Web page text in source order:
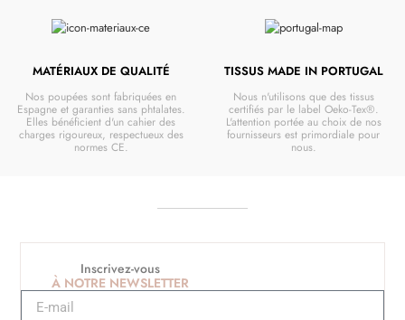
MATÉRIAUX DE QUALITÉ
Nos poupées sont fabriquées en
Espagne et garanties sans phtalates.
Elles bénéficient d'un cahier des
charges rigoureux, respectueux des
normes CE.
TISSUS MADE IN PORTUGAL
Nous n'utilisons que des tissus
certifiés par le label Oeko-Tex®.
L'attention portée au choix de nos
fournisseurs est primordiale pour
nous.
Inscrivez-vous
À NOTRE NEWSLETTER